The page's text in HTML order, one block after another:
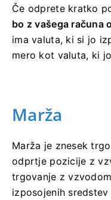
Če odprete kratko
bo z vašega računa
ima valuta, ki si jo
mero kot valuta, ki
Marža
Marža je znesek
odprtje pozicije z
trgovanje z
izposojenih